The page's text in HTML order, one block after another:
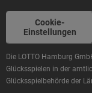
Cookie-
Einstellungen
Die LOTTO Hamburg
Glücksspielen in der
Glücksspielbehörde der